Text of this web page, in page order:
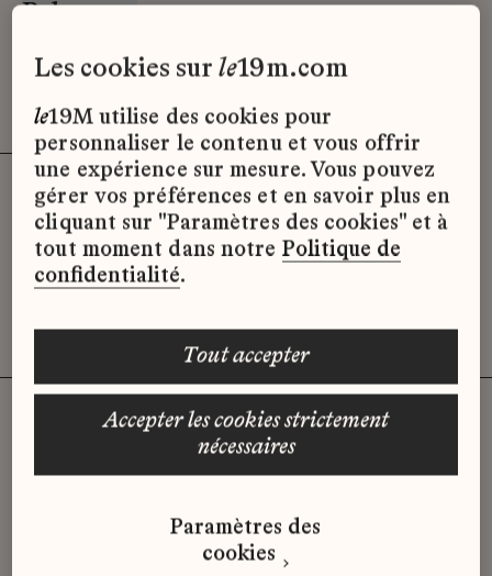
Paloma
Désolé, il semble qu’il n’y ait pas
d’offres d’emploi disponibles pour le
moment.
Vous n'avez pas trouvé d'offre
qui correspond à votre profil ?
Envoyez-nous votre candidature
les cookies surle19m.com
le19M utilise des cookies pour
personnaliser le contenu et vous offrir
une expérience sur mesure. Vous pouvez
gérer vos préférences et en savoir plus en
cliquant sur "Paramètres des cookies" et à
tout moment dans notre Politique de
confidentialité.
accepter les cookies strictement
nécessaires
tout accepter
Paramètres des
cookies